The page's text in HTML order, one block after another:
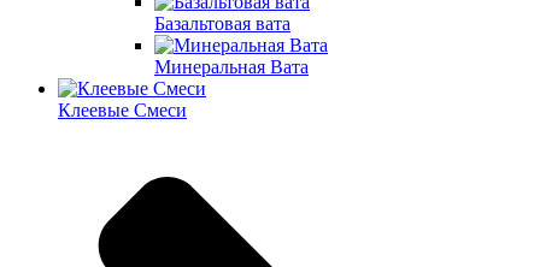
Базальтовая вата
Минеральная Вата
Клеевые Смеси